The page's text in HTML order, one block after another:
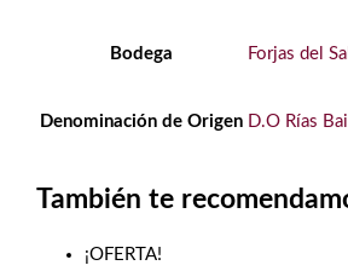
Bodega Forjas del
Denominación de Origen D.O Rías
También te
¡OFERTA!